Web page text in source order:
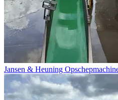
Jansen & Heuning